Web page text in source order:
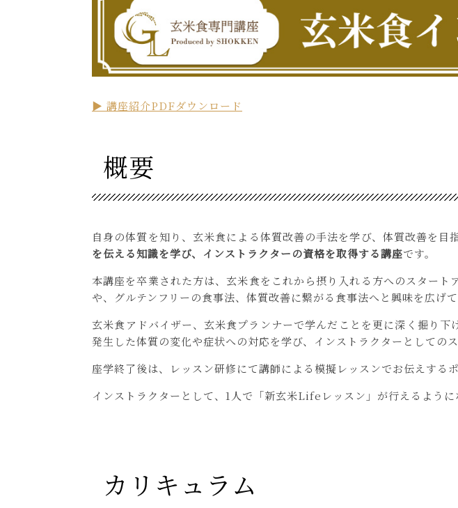
▶ 講座紹介PDFダウンロード
概要
自身の体質を知り、玄米食による体質改善の手法を学び、体質改善を
を伝える知識を学び、インストラクターの資格を取得する講座です。
本講座を卒業された方は、玄米食をこれから摂り入れる方へのスター
や、グルテンフリーの食事法、体質改善に繋がる食事法へと興味を広げ
玄米食アドバイザー、玄米食プランナーで学んだことを更に深く掘り
発生した体質の変化や症状への対応を学び、インストラクターとしての
座学終了後は、レッスン研修にて講師による模擬レッスンでお伝えする
インストラクターとして、1人で「新玄米Lifeレッスン」が行えるように
カリキュラム